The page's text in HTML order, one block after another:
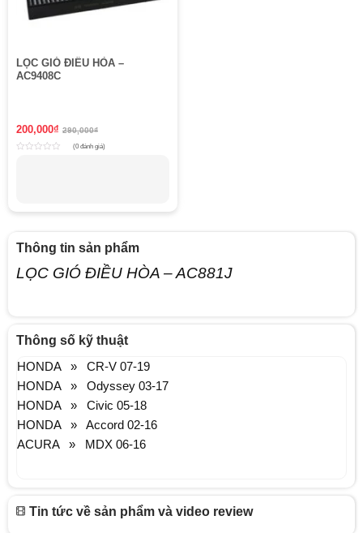
LỌC GIÓ ĐIỀU HÒA –
AC9408C
200,000₫ 290,000₫
(0 đánh giá)
Thông tin sản phẩm
LỌC GIÓ ĐIỀU HÒA – AC881J
Thông số kỹ thuật
HONDA » CR-V 07-19
HONDA » Odyssey 03-17
HONDA » Civic 05-18
HONDA » Accord 02-16
ACURA » MDX 06-16
Tin tức về sản phẩm và video review